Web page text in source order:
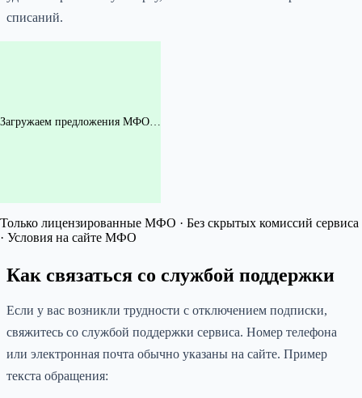
списаний.
Загружаем предложения МФО…
Только лицензированные МФО · Без скрытых комиссий сервиса
· Условия на сайте МФО
Как связаться со службой поддержки
Если у вас возникли трудности с отключением подписки,
свяжитесь со службой поддержки сервиса. Номер телефона
или электронная почта обычно указаны на сайте. Пример
текста обращения: